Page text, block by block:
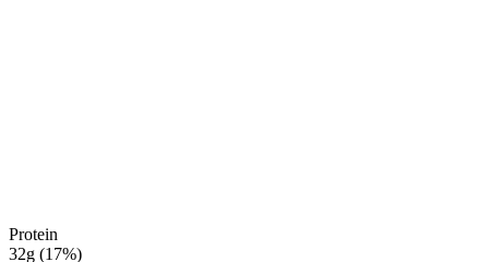
Protein
32g (17%)